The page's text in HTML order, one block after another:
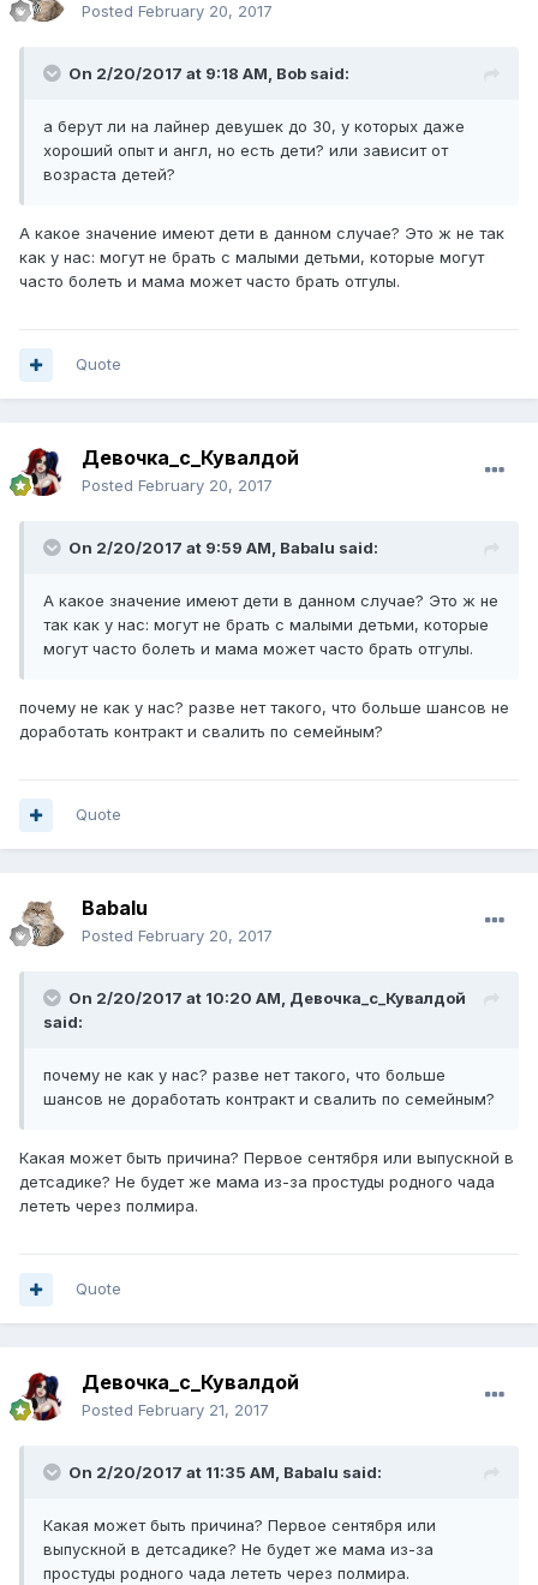
Posted February 20, 2017
On 2/20/2017 at 9:18 AM, Bob said:
а берут ли на лайнер девушек до 30, у которых даже
хороший опыт и англ, но есть дети? или зависит от
возраста детей?
А какое значение имеют дети в данном случае? Это ж не так
как у нас: могут не брать с малыми детьми, которые могут
часто болеть и мама может часто брать отгулы.
Quote
Девочка_с_Кувалдой
Posted February 20, 2017
On 2/20/2017 at 9:59 AM, Babalu said:
А какое значение имеют дети в данном случае? Это ж не
так как у нас: могут не брать с малыми детьми, которые
могут часто болеть и мама может часто брать отгулы.
почему не как у нас? разве нет такого, что больше шансов не
доработать контракт и свалить по семейным?
Quote
Babalu
Posted February 20, 2017
On 2/20/2017 at 10:20 AM, Девочка_с_Кувалдой
said:
почему не как у нас? разве нет такого, что больше
шансов не доработать контракт и свалить по семейным?
Какая может быть причина? Первое сентября или выпускной в
детсадике? Не будет же мама из-за простуды родного чада
лететь через полмира.
Quote
Девочка_с_Кувалдой
Posted February 21, 2017
On 2/20/2017 at 11:35 AM, Babalu said:
Какая может быть причина? Первое сентября или
выпускной в детсадике? Не будет же мама из-за
простуды родного чада лететь через полмира.